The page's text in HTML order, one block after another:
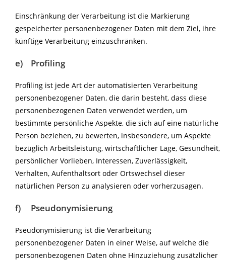
Einschränkung der Verarbeitung ist die Markierung
gespeicherter personenbezogener Daten mit dem Ziel, ihre
künftige Verarbeitung einzuschränken.
e) Profiling
Profiling ist jede Art der automatisierten Verarbeitung
personenbezogener Daten, die darin besteht, dass diese
personenbezogenen Daten verwendet werden, um
bestimmte persönliche Aspekte, die sich auf eine natürliche
Person beziehen, zu bewerten, insbesondere, um Aspekte
bezüglich Arbeitsleistung, wirtschaftlicher Lage, Gesundheit,
persönlicher Vorlieben, Interessen, Zuverlässigkeit,
Verhalten, Aufenthaltsort oder Ortswechsel dieser
natürlichen Person zu analysieren oder vorherzusagen.
f) Pseudonymisierung
Pseudonymisierung ist die Verarbeitung
personenbezogener Daten in einer Weise, auf welche die
personenbezogenen Daten ohne Hinzuziehung zusätzlicher